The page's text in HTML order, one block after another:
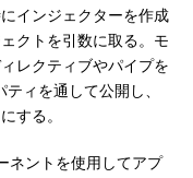
インジェクターを作成
クトを引数に取る。モ
レクティブやパイプを
ィを通して公開し、
する。
ネントを使用してアプ